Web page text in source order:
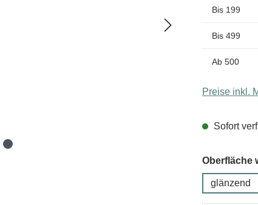
Bis 199
Bis 499
Ab 500
Preise inkl.
Sofort
Oberfläche
glänzend